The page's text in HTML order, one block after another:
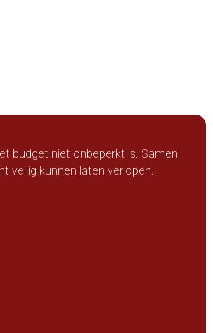
budget niet onbeperkt is. Samen
veilig kunnen laten verlopen.